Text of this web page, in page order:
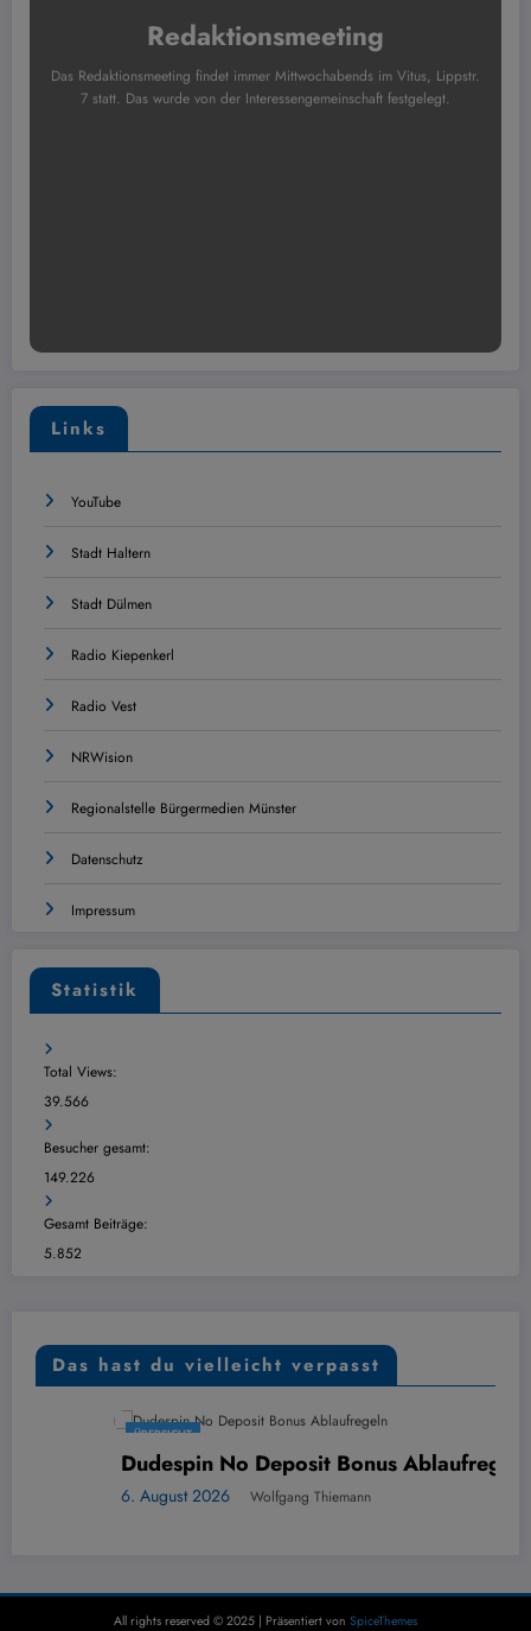
Redaktionsmeeting
Das Redaktionsmeeting findet immer Mittwochabends im Vitus, Lippstr.
7 statt. Das wurde von der Interessengemeinschaft festgelegt.
Links
YouTube
Stadt Haltern
Stadt Dülmen
Radio Kiepenkerl
Radio Vest
NRWision
Regionalstelle Bürgermedien Münster
Datenschutz
Impressum
Statistik
Total Views:
39.566
Besucher gesamt:
149.226
Gesamt Beiträge:
5.852
Das hast du vielleicht verpasst
ÜBERSICHT
Dudespin No Deposit Bonus Ablaufregeln
6. August 2026 Wolfgang Thiemann
All rights reserved © 2025 | Präsentiert von SpiceThemes